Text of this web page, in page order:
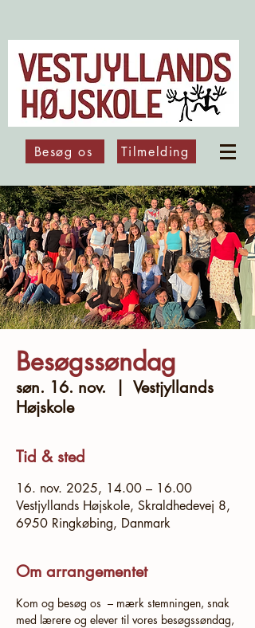
Besøg os Tilmelding
Besøgssøndag
søn. 16. nov.
  |
Vestjyllands
Højskole
Tid & sted
16. nov. 2025, 14.00 – 16.00
Vestjyllands Højskole, Skraldhedevej 8,
6950 Ringkøbing, Danmark
Om arrangementet
Kom og besøg os  – mærk stemningen, snak
med lærere og elever til vores besøgssøndag,